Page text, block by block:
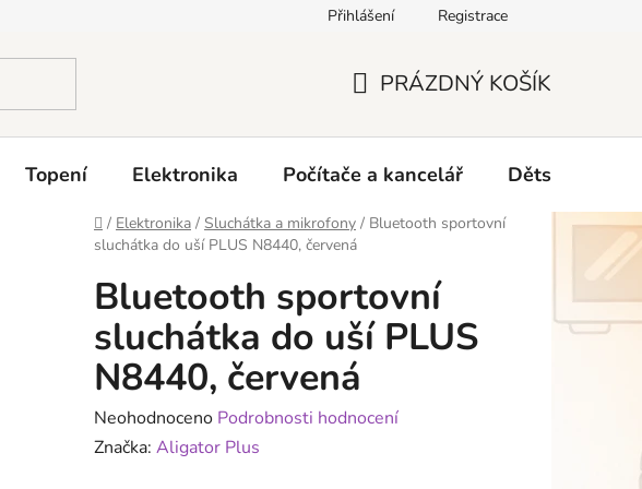
Přihlášení Registrace
KOŠÍK
PRÁZDNÝ KOŠÍK
Topení Elektronika Počítače a kancelář Dětské zboží
Domů
/ Elektronika / Sluchátka a mikrofony / Bluetooth sportovní
sluchátka do uší PLUS N8440, červená
Bluetooth sportovní
sluchátka do uší PLUS
N8440, červená
Průměrné
hodnocení
Neohodnoceno Podrobnosti hodnocení
Značka: Aligator Plus